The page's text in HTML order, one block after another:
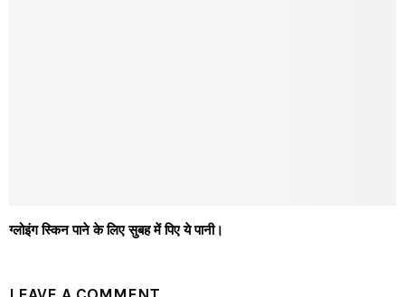
ग्लोइंग स्किन पाने के लिए सुबह में पिए ये पानी।